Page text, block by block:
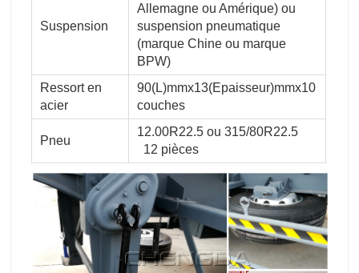
Suspension
Allemagne ou Amérique) ou
suspension pneumatique
(marque Chine ou marque
BPW)
Ressort en
acier
90(L)mmx13(Epaisseur)mmx10
couches
Pneu
12.00R22.5 ou 315/80R22.5
12 pièces